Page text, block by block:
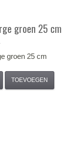
groen 25 cm
groen 25 cm
TOEVOEGEN